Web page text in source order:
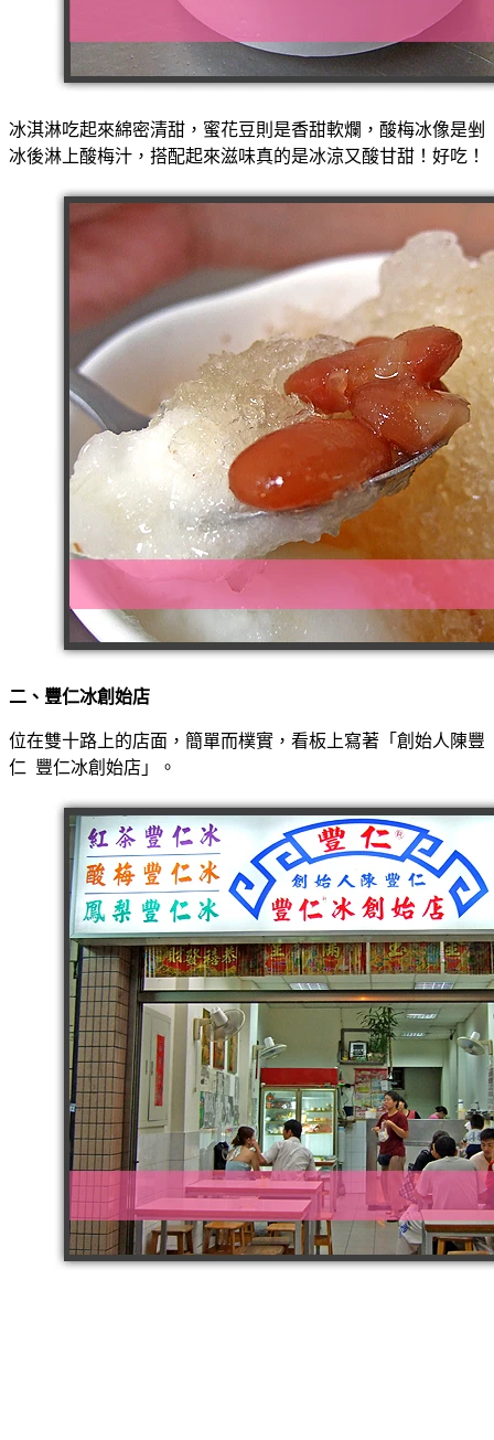
冰淇淋吃起來綿密清甜，蜜花豆則是香甜軟爛，酸梅冰像是剉
冰後淋上酸梅汁，搭配起來滋味真的是冰涼又酸甘甜！好吃！
二、豐仁冰創始店
位在雙十路上的店面，簡單而樸實，看板上寫著「創始人陳豐
仁 豐仁冰創始店」。